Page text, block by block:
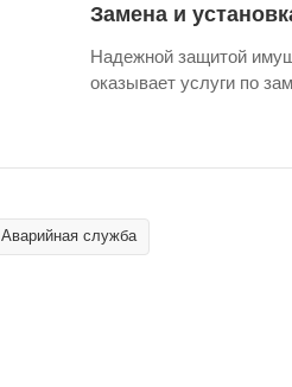
Замена и
Надежной защитой
оказывает услуги по
Аварийная служба